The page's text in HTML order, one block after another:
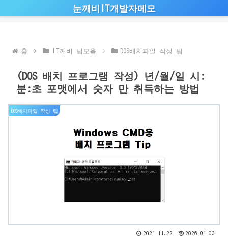
눈깨비IT개발자메모
홈 IT깨비 팁모음 DOS배치파일 작성 팁
(DOS 배치 프로그램 작성) 년/월/일 시:
분:초 포맷에서 숫자 만 취득하는 방법
DOS배치파일 작성 팁
2021.11.22 2026.01.03